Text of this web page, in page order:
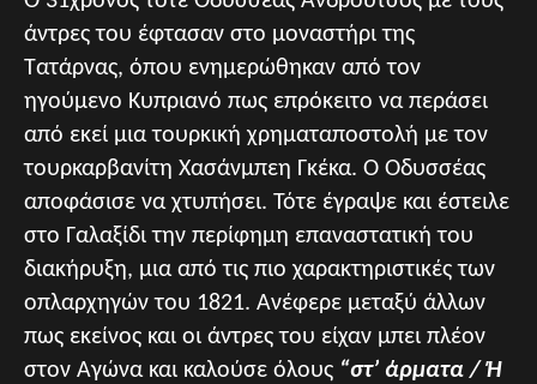
άντρες του έφτασαν στο μοναστήρι της
Τατάρνας, όπου ενημερώθηκαν από τον
ηγούμενο Κυπριανό πως επρόκειτο να περάσει
από εκεί μια τουρκική χρηματαποστολή με τον
τουρκαρβανίτη Χασάνμπεη Γκέκα. Ο Οδυσσέας
αποφάσισε να χτυπήσει. Τότε έγραψε και έστειλε
στο Γαλαξίδι την περίφημη επαναστατική του
διακήρυξη, μια από τις πιο χαρακτηριστικές των
οπλαρχηγών του 1821. Ανέφερε μεταξύ άλλων
πως εκείνος και οι άντρες του είχαν μπει πλέον
στον Αγώνα και καλούσε όλους “στ’ άρματα / Ή